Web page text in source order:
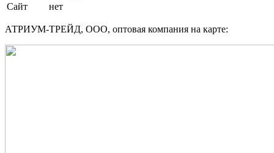
Сайт
нет
АТРИУМ-ТРЕЙД, ООО, оптовая компания на карте: